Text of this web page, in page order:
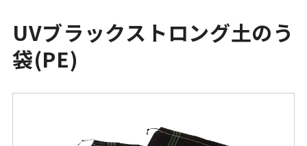
UVブラックストロング土のう
袋(PE)